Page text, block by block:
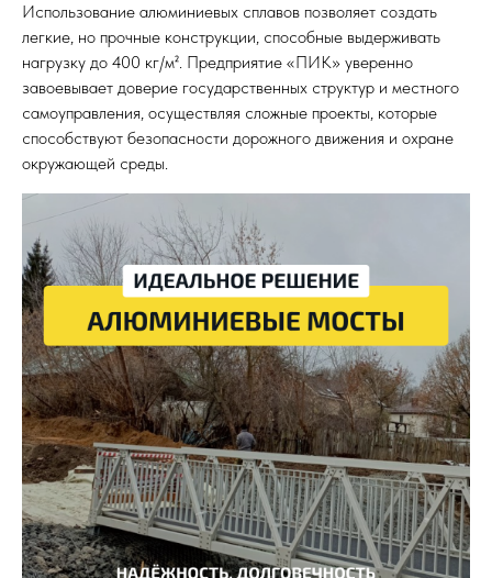
Использование алюминиевых сплавов позволяет создать
легкие, но прочные конструкции, способные выдерживать
нагрузку до 400 кг/м². Предприятие «ПИК» уверенно
завоевывает доверие государственных структур и местного
самоуправления, осуществляя сложные проекты, которые
способствуют безопасности дорожного движения и охране
окружающей среды.